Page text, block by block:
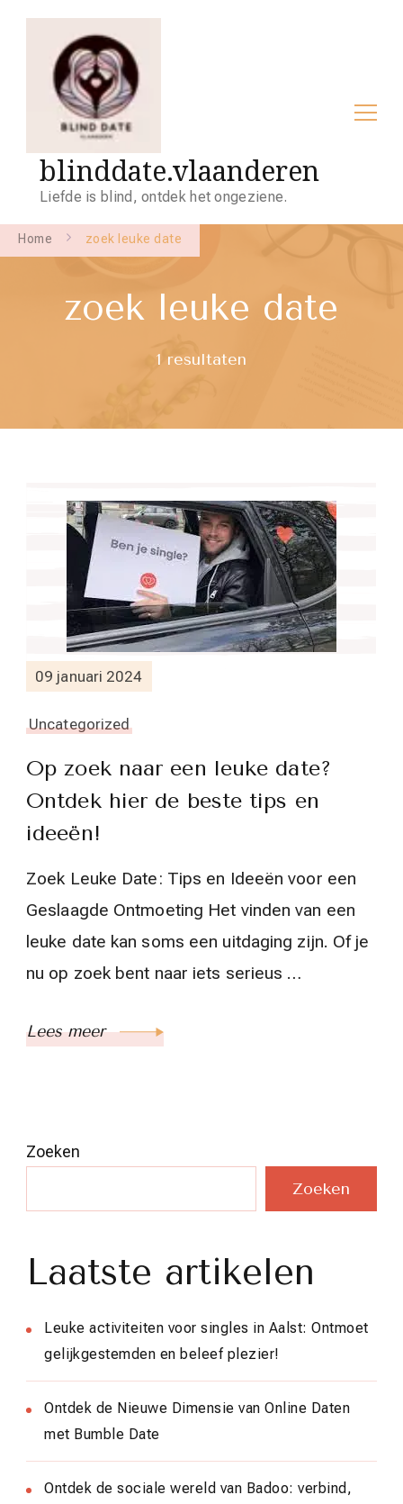
blinddate.vlaanderen
Liefde is blind, ontdek het ongeziene.
Home zoek leuke date
zoek leuke date
1 resultaten
09 januari 2024
Uncategorized
Op zoek naar een leuke date?
Ontdek hier de beste tips en
ideeën!
Zoek Leuke Date: Tips en Ideeën voor een
Geslaagde Ontmoeting Het vinden van een
leuke date kan soms een uitdaging zijn. Of je
nu op zoek bent naar iets serieus …
Lees meer
Zoeken
Zoeken
Laatste artikelen
Leuke activiteiten voor singles in Aalst: Ontmoet
gelijkgestemden en beleef plezier!
Ontdek de Nieuwe Dimensie van Online Daten
met Bumble Date
Ontdek de sociale wereld van Badoo: verbind,